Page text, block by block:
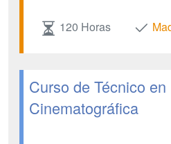
120 Horas
Curso de Técnico
Cinematográfica